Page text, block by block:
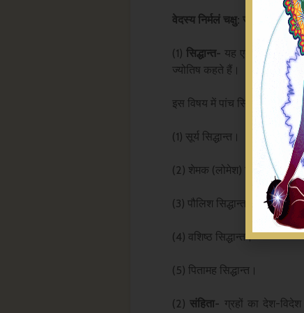
वेदस्य निर्मलं चक्षु:
(1)सिद्धान्त- यह एक प्रकार की
ज्योतिष कहते हैं।
इस विषय में पांच सिद्धान्त
(1) सूर्य सिद्धान्त।
(2) शेमक (लोमेश) सिद्धान्त।
(3) पौलिश सिद्धान्त।
(4) वशिष्ठ सिद्धान्त।
(5) पितामह सिद्धान्त।
(2)संहिता- ग्रहों का देश-